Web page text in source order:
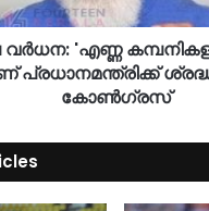
'എണ്ണ
പ്രധാനമന്ത്രിക്ക്
കോൺ​ഗ്രസ്